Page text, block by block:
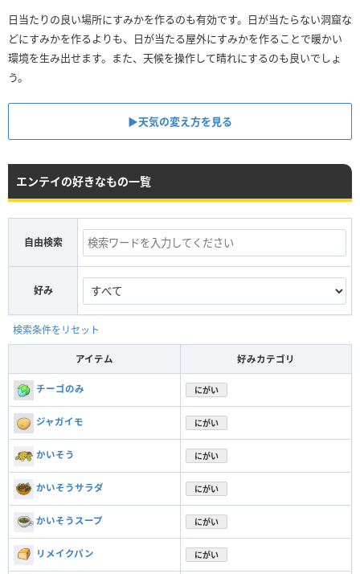
日当たりの良い場所にすみかを作るのも有効です。日が当たらない洞窟な
どにすみかを作るよりも、日が当たる屋外にすみかを作ることで暖かい
環境を生み出せます。また、天候を操作して晴れにするのも良いでしょ
う。
▶︎天気の変え方を見る
エンテイの好きなもの一覧
自由検索
好み
検索条件をリセット
アイテム 好みカテゴリ
チーゴのみ にがい
ジャガイモ にがい
かいそう にがい
かいそうサラダ にがい
かいそうスープ にがい
リメイクパン にがい